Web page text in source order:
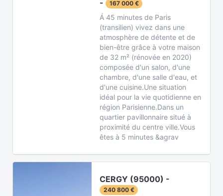
- 167 000 €
Á 45 minutes de Paris
(transilien) vivez dans une
atmosphère de détente et de
bien-être grâce à votre maison
de 32 m² (rénovée en 2020)
composée d'un salon, d'une
chambre, d'une salle d'eau, et
d'une cuisine.Une situation
idéal pour la vie quotidienne en
région Parisienne.Dans un
quartier pavillonnaire situé à
proximité du centre ville.Vous
êtes à 5 minutes &agrav
CERGY (95000) -
240 800 €